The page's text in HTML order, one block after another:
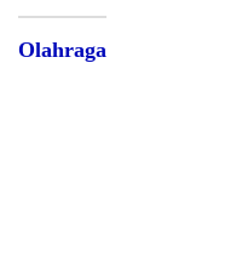
Olahraga